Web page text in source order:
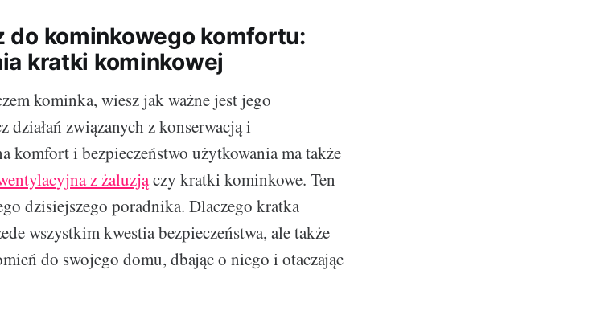
do kominkowego komfortu:
kratki kominkowej
kominka, wiesz jak ważne jest jego
związanych z konserwacją i
komfort i bezpieczeństwo użytkowania ma także
z żaluzjączy kratki kominkowe. Ten
dzisiejszego poradnika. Dlaczego kratka
wszystkim kwestia bezpieczeństwa, ale także
do swojego domu, dbając o niego i otaczając